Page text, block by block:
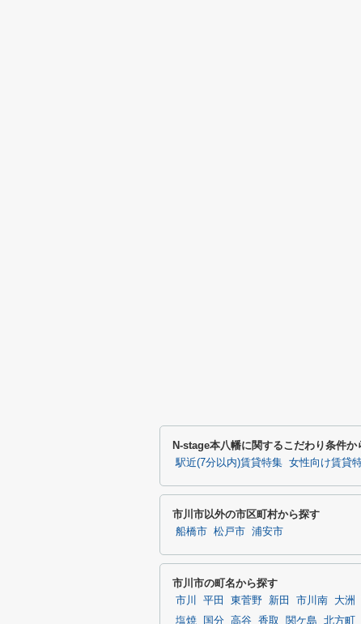
N-stage本八幡に関するこだわり条件か
駅近(7分以内)賃貸特集 女性向け賃貸
市川市以外の市区町村から探す
船橋市 松戸市 浦安市
市川市の町名から探す
市川 平田 東菅野 新田 市川南 大洲
塩焼
国分 高谷 香取 関ケ島 北方町